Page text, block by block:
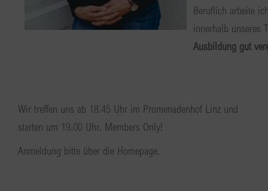
Beruflich arbeite
innerhalb unseres
Ausbildung gut
Wir treffen uns ab 18.45 Uhr im Promenadenhof Linz und
starten um 19.00 Uhr. Members Only!
Anmeldung bitte über die Homepage.